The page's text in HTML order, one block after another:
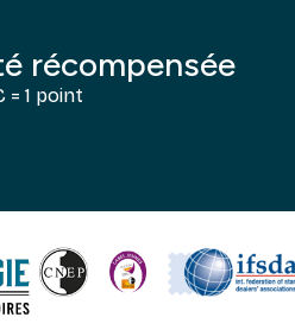
récompensée
= 1 point